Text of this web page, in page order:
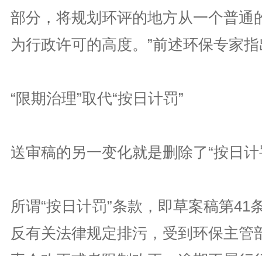
部分，将规划环评的地方从一个普通
为行政许可的高度。”前述环保专家
“限期治理”取代“按日计罚”
送审稿的另一变化就是删除了“按日
所谓“按日计罚”条款，即草案稿第41
反有关法律规定排污，受到环保主管